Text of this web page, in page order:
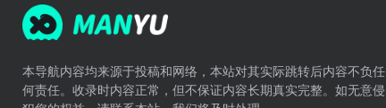
本导航内容均来源于投稿和网络，本站对其实际跳转后内容不负任
何责任。收录时内容正常，但不保证内容长期真实完整。如无意侵